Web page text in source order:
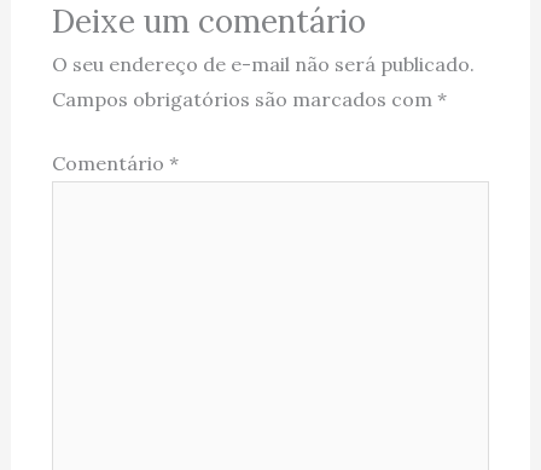
Deixe um comentário
O seu endereço de e-mail não será publicado.
Campos obrigatórios são marcados com *
Comentário *